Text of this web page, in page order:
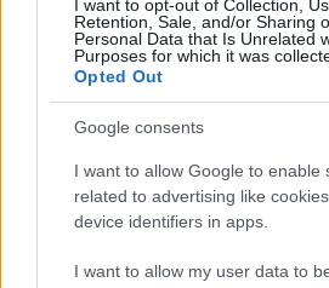
I want to opt-out of Collection,
Retention, Sale, and/or Sharing
Personal Data that Is Unrelated
Purposes for which it was
Opted Out
Google consents
I want to allow Google to enable
related to advertising like
device identifiers in apps.
I want to allow my user data to
kislányának azt a 22 képet,
Frigyes verseivel a
című könyv született. Az
ben a Magyar Bibliofil
mesekönyv- és illusztráció-
Sándor festőművésznek
160 ezer forintot adtak.
ajándék lehet a 45 ezer